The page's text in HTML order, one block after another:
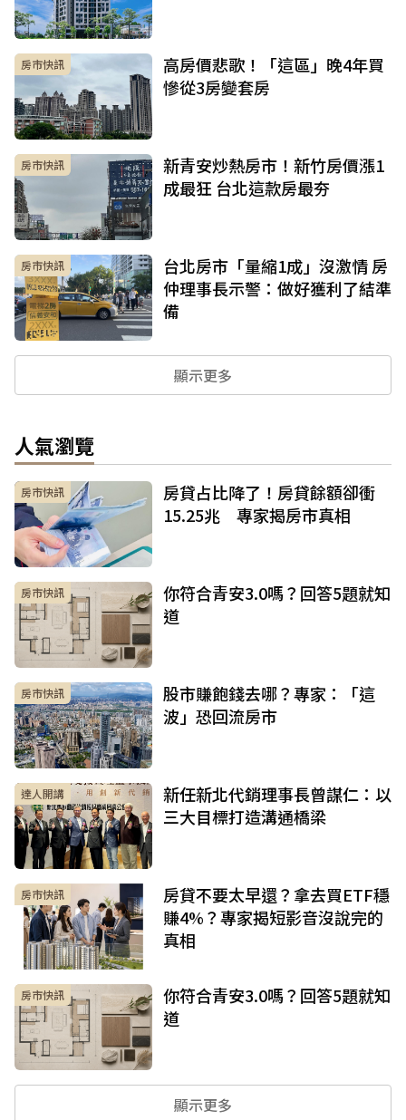
房市快訊
高房價悲歌！「這區」晚4年買
慘從3房變套房
房市快訊
新青安炒熱房市！新竹房價漲1
成最狂 台北這款房最夯
房市快訊
台北房市「量縮1成」沒激情 房
仲理事長示警：做好獲利了結準
備
顯示更多
人氣瀏覽
房市快訊
房貸占比降了！房貸餘額卻衝
15.25兆 專家揭房市真相
房市快訊
你符合青安3.0嗎？回答5題就知
道
房市快訊
股市賺飽錢去哪？專家：「這
波」恐回流房市
達人開講
新任新北代銷理事長曾謀仁：以
三大目標打造溝通橋梁
房市快訊
房貸不要太早還？拿去買ETF穩
賺4%？專家揭短影音沒說完的
真相
房市快訊
你符合青安3.0嗎？回答5題就知
道
顯示更多